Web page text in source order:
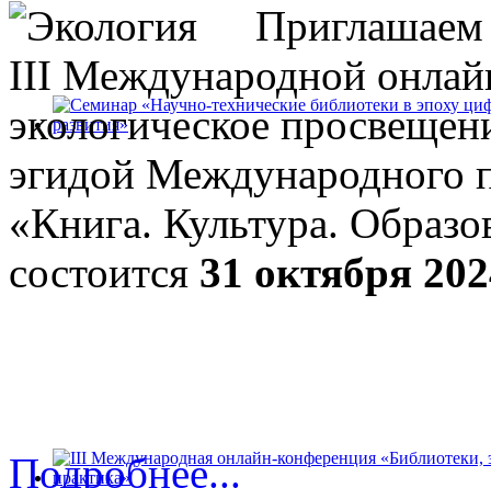
Семинар «Научно-технические библиотеки в эпоху
развития»
13 марта 2025 г.
в ГПНТБ России прошел научно-
библиотеки в эпоху цифровизации: состояние и
Приглашаем
III Международной
экологическое
эгидой Международного
«Книга. Культура.
состоится 31 октября
Подробнее...